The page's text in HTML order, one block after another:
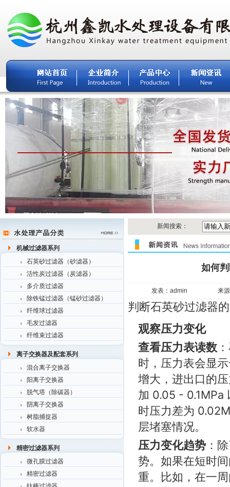
机械过滤器系列
石英砂过滤器（砂滤器）
活性炭过滤器（炭滤器）
多介质过滤器
除铁锰过滤器（锰砂过滤器）
纤维球过滤器
毛发过滤器
纤维束过滤器
离子交换器及配套系列
混合离子交换器
阳离子交换器
脱气塔（除碳器）
阴离子交换器
树脂捕捉器
软水器
精密过滤器系列
微孔膜过滤器
精密过滤器
新闻搜索：
如何
发表：admin 来
判断石英砂过滤器
观察压力变化
查看压力表读数
时，压力表会显
增大，进出口的
加 0.05 - 0.1MPa
时压力差为
层堵塞情况。
压力变化趋势：
势。如果在短时
重。比如，在一